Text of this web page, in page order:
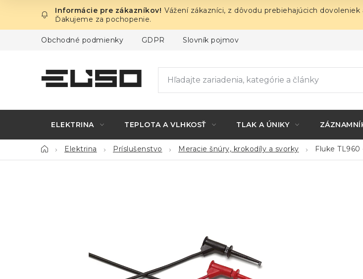
obsah
Vážení zákazníci, z dôvodu prebiehajúcich
Ďakujeme za pochopenie.
Obchodné podmienky GDPR Slovník pojmov
ELEKTRINA TEPLOTA A VLHKOSŤ TLAK A ÚNIKY
DomovElektrina Príslušenstvo Meracie šnúry, krokodíly a svorky Fluke